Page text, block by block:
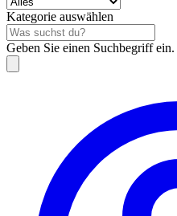
Kategorie auswählen
Geben Sie einen Suchbegriff ein.